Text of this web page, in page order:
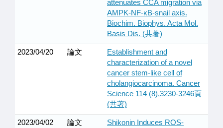
attenuates CCA migration via
AMPK-NF-κB-snail axis.
Biochim. Biophys. Acta Mol.
Basis Dis. (共著)
2023/04/20 論文
Establishment and
characterization of a novel
cancer stem-like cell of
cholangiocarcinoma. Cancer
Science 114 (8),3230-3246頁
(共著)
2023/04/02 論文
Shikonin Induces ROS-